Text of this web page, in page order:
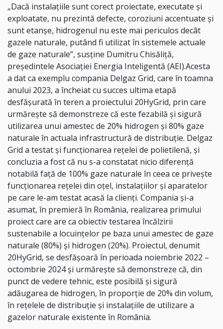
„Dacă instalaţiile sunt corect proiectate, executate şi
exploatate, nu prezintă defecte, coroziuni accentuate şi
sunt etanşe, hidrogenul nu este mai periculos decât
gazele naturale, putând fi utilizat în sistemele actuale
de gaze naturale”, susţine Dumitru Chisăliţă,
preşedintele Asociaţiei Energia Inteligentă (AEI).Acesta
a dat ca exemplu compania Delgaz Grid, care în toamna
anului 2023, a încheiat cu succes ultima etapă
desfăşurată în teren a proiectului 20HyGrid, prin care
urmăreşte să demonstreze că este fezabilă şi sigură
utilizarea unui amestec de 20% hidrogen şi 80% gaze
naturale în actuala infrastructură de distribuţie. Delgaz
Grid a testat şi funcţionarea reţelei de polietilenă, şi
concluzia a fost că nu s-a constatat nicio diferenţă
notabilă faţă de 100% gaze naturale în ceea ce priveşte
funcţionarea reţelei din oţel, instalaţiilor şi aparatelor
pe care le-am testat acasă la clienţi. Compania şi-a
asumat, în premieră în România, realizarea primului
proiect care are ca obiectiv testarea încălzirii
sustenabile a locuinţelor pe baza unui amestec de gaze
naturale (80%) şi hidrogen (20%). Proiectul, denumit
20HyGrid, se desfăşoară în perioada noiembrie 2022 –
octombrie 2024 şi urmăreşte să demonstreze că, din
punct de vedere tehnic, este posibilă şi sigură
adăugarea de hidrogen, în proporţie de 20% din volum,
în reţelele de distribuţie şi instalaţiile de utilizare a
gazelor naturale existente în România.